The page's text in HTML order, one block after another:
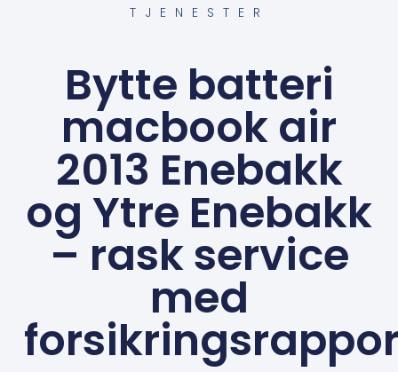
TJENESTER
Bytte batteri
macbook air
2013 Enebakk
og Ytre Enebakk
– rask service
med